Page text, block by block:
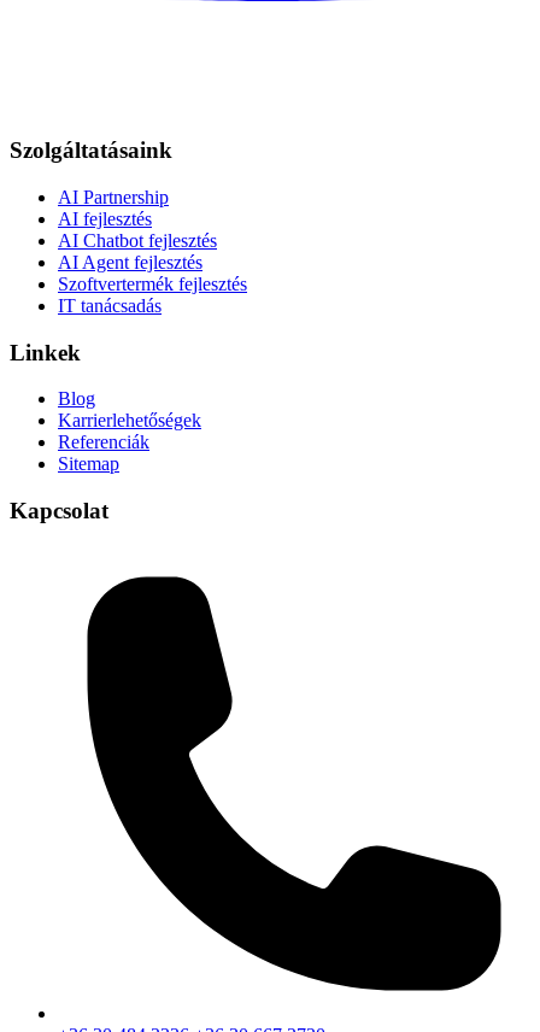
Szolgáltatásaink
AI Partnership
AI fejlesztés
AI Chatbot fejlesztés
AI Agent fejlesztés
Szoftvertermék fejlesztés
IT tanácsadás
Linkek
Blog
Karrierlehetőségek
Referenciák
Sitemap
Kapcsolat